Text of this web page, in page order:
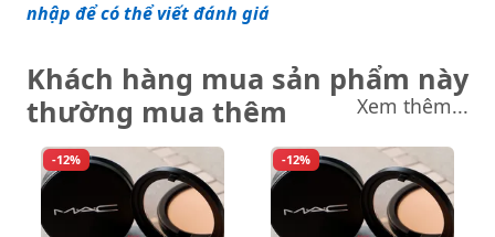
nhập để có thể viết đánh giá
Khách hàng mua sản phẩm này
thường mua thêm
Xem thêm...
-12% -12%